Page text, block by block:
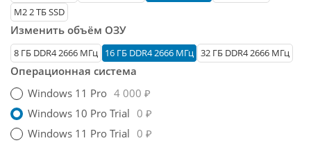
M2 2 ТБ SSD
Изменить объём ОЗУ
8 ГБ DDR4 2666 МГц 16 ГБ DDR4 2666 МГц 32 ГБ DDR4 2666 МГц
Операционная система
Windows 11 Pro 4 000 ₽
Windows 10 Pro Trial 0 ₽
Windows 11 Pro Trial 0 ₽